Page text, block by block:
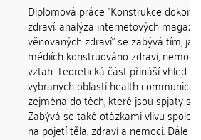
Diplomová práce "Konstrukce
zdraví: analýza internetových
věnovaných zdraví" se zabývá tím,
médiích konstruováno zdraví, nemoc
vztah. Teoretická část přináší vhled do
vybraných oblastí health
zejména do těch, které jsou spjaty s
Zabývá se také otázkami vlivu
na pojetí těla, zdraví a nemoci. Dále je